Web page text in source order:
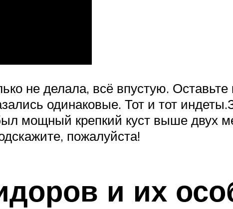
не делала, всё впустую. Оставьте
одинаковые. Тот и тот
мощный крепкий куст выше двух
пожалуйста!
и их